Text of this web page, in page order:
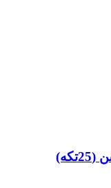
ست پلویس لگن ریکانس تراکشن (25تکه)